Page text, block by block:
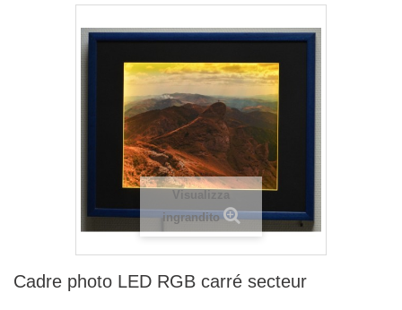
Visualizza
ingrandito
Cadre photo LED RGB carré secteur